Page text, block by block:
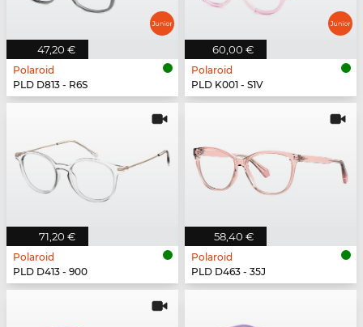
47,20 €
Polaroid
PLD D813 - R6S
60,00 €
Polaroid
PLD K001 - S1V
71,20 €
Polaroid
PLD D413 - 900
58,40 €
Polaroid
PLD D463 - 35J